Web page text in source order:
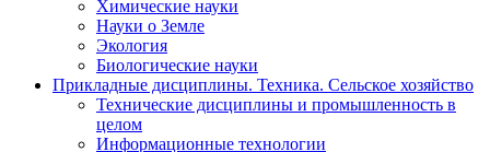
Химические науки
Науки о Земле
Экология
Биологические науки
Прикладные дисциплины. Техника. Сельское хозяйство
Технические дисциплины и промышленность в
целом
Информационные технологии